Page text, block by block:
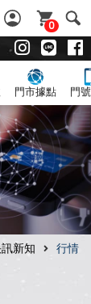
0
門市據點 門
新知 行情